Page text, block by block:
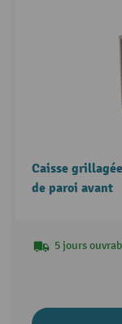
Caisse
de paroi avant
5 jours